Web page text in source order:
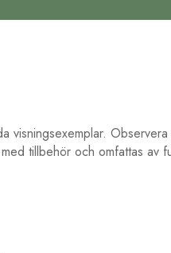
visningsexemplar.
tillbehör och omfattas av